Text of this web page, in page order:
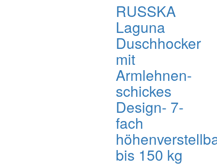
RUSSKA
Laguna
Duschhocker
mit
Armlehnen-
schickes
Design- 7-
fach
bis 150 kg